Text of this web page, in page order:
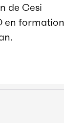
de Cesi
en formation